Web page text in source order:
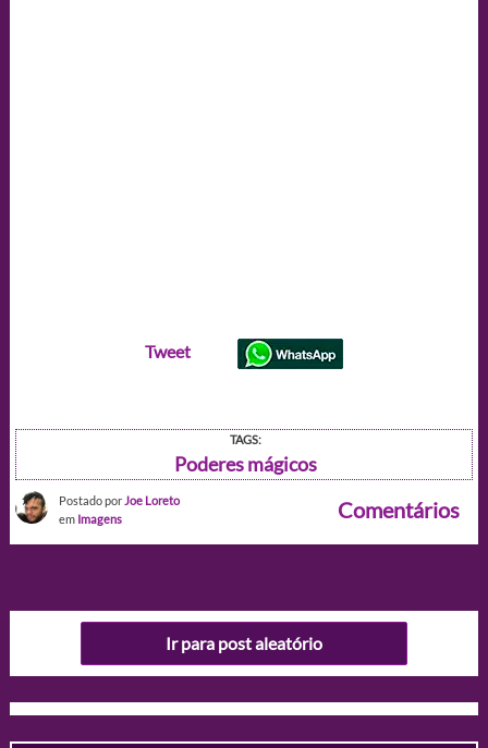
Tweet
TAGS:
Poderes mágicos
Postado por Joe Loreto
em Imagens Comentários
Ir para post aleatório